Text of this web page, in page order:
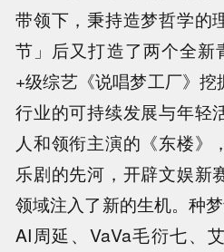
带领下，秉持造梦哲学的
节」后又打造了两个全新
+级综艺《说唱梦工厂》
行业的可持续发展与年轻
人和领衔主演的《东楼》
乐剧的先河，开辟文娱新
领域注入了新的生机。种
AI周延、VaVa毛衍七、